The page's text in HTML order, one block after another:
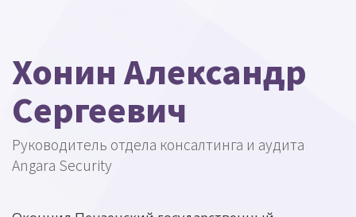
Хонин Александр
Сергеевич
Руководитель отдела консалтинга и аудита
Angara Security